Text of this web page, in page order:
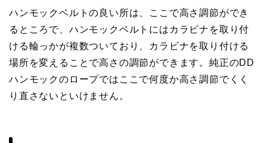
ハンモックベルトの良い所は、ここで高さ調節ができ
るところで、ハンモックベルトにはカラビナを取り付
ける輪っかが複数ついており、カラビナを取り付ける
場所を変えることで高さの調節ができます。純正のDD
ハンモックのロープではここで何度か高さ調節でくく
り直さないといけません。